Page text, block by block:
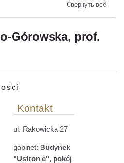
Свернуть всё
Górowska, prof.
Kontakt
ul. Rakowicka 27
gabinet: Budynek
"Ustronie", pokój